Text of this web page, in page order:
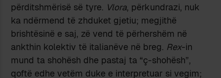
përditshmërisë së tyre. Vlora, përkundrazi, nuk
ka ndërmend të zhduket gjetiu; megjithë
brishtësinë e saj, zë vend të përhershëm në
ankthin kolektiv të italianëve në breg. Rex-in
mund ta shohësh dhe pastaj ta “ç-shohësh”,
qoftë edhe vetëm duke e interpretuar si vegim;